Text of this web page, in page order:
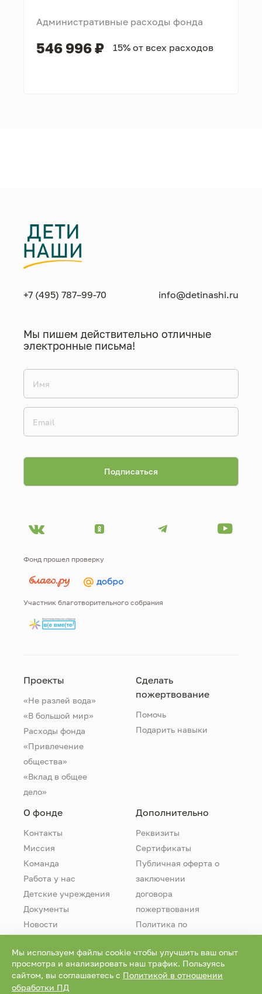
Административные расходы фонда
546 996 ₽ 15% от всех расходов
+7 (495) 787–99-70 info@detinashi.ru
Мы пишем действительно отличные
электронные письма!
Фонд прошел проверку
Участник благотворительного собрания
Проекты
«Не разлей вода»
«В большой мир»
Расходы фонда
«Привлечение
общества»
«Вклад в общее
дело»
Сделать
пожертвование
Помочь
Подарить навыки
О фонде
Контакты
Миссия
Команда
Работа у нас
Детские учреждения
Документы
Новости
Дополнительно
Реквизиты
Сертификаты
Публичная оферта о
заключении
договора
пожертвования
Политика по
персональных
данных
Мы используем файлы cookie чтобы улучшить ваш опыт
просмотра и анализировать наш трафик. Пользуясь
сайтом, вы соглашаетесь с Политикой в отношении
обработки ПД